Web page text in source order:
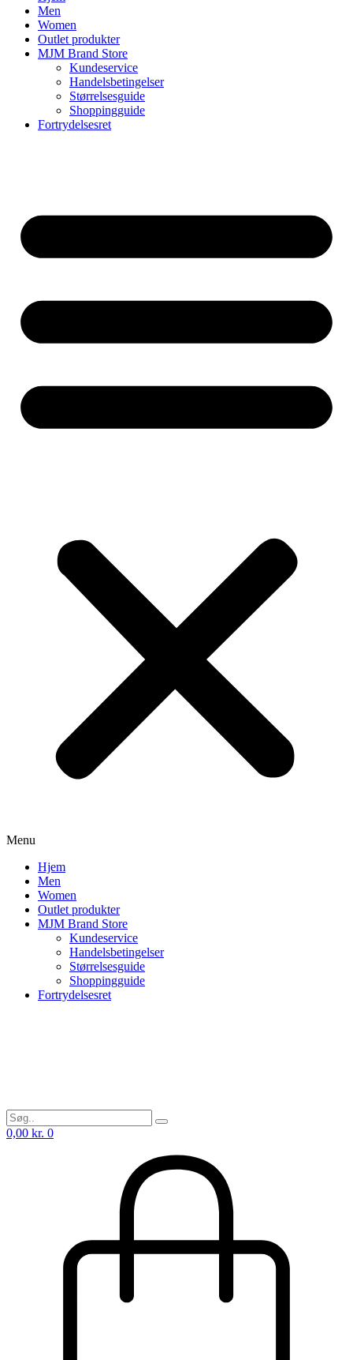
Men
Women
Outlet produkter
MJM Brand Store
Kundeservice
Handelsbetingelser
Størrelsesguide
Shoppingguide
Fortrydelsesret
Menu
Hjem
Men
Women
Outlet produkter
MJM Brand Store
Kundeservice
Handelsbetingelser
Størrelsesguide
Shoppingguide
Fortrydelsesret
0,00 kr. 0